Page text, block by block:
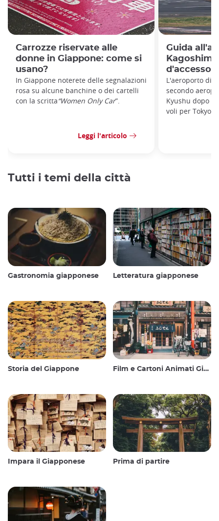
Carrozze riservate alle
donne in Giappone: come si
usano?
In Giappone noterete delle segnalazioni
rosa su alcune banchine o dei cartelli
con la scritta“Women Only Car”.
Leggi l'articolo
Guida
d'accesso
L'aeroporto di
secondo
Kyushu dopo
voli per Tokyo,
Tutti i temi della città
Gastronomia giapponese Letteratura giapponese
Storia del Giappone Film e Cartoni Animati Giapponesi
Impara il Giapponese Prima di partire